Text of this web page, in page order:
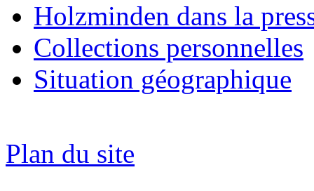
Holzminden dans la
Collections personnelles
Situation géographique
Plan du site